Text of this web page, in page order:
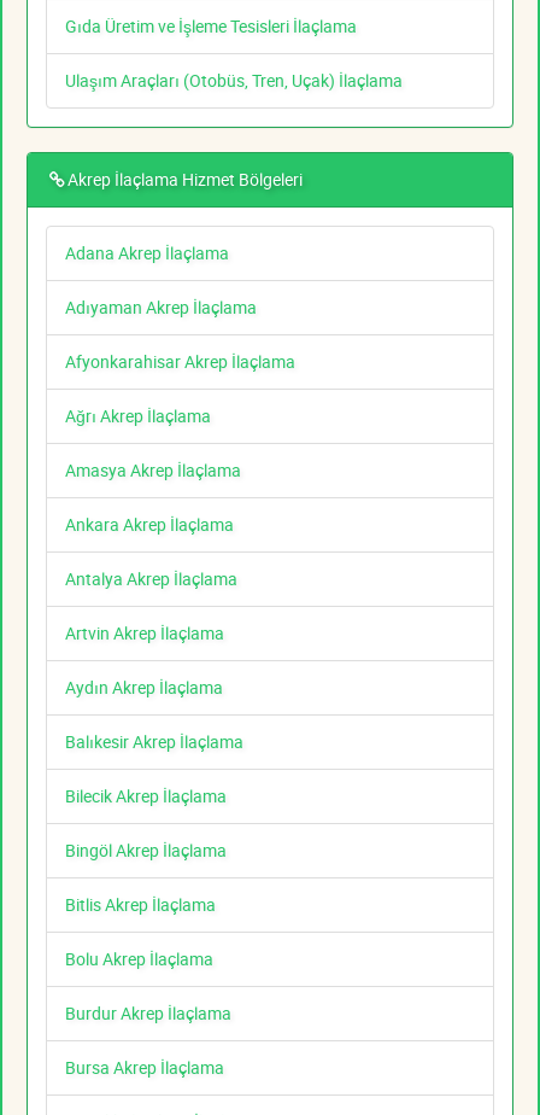
Gıda Üretim ve İşleme Tesisleri İlaçlama
Ulaşım Araçları (Otobüs, Tren, Uçak) İlaçlama
Akrep İlaçlama Hizmet Bölgeleri
Adana Akrep İlaçlama
Adıyaman Akrep İlaçlama
Afyonkarahisar Akrep İlaçlama
Ağrı Akrep İlaçlama
Amasya Akrep İlaçlama
Ankara Akrep İlaçlama
Antalya Akrep İlaçlama
Artvin Akrep İlaçlama
Aydın Akrep İlaçlama
Balıkesir Akrep İlaçlama
Bilecik Akrep İlaçlama
Bingöl Akrep İlaçlama
Bitlis Akrep İlaçlama
Bolu Akrep İlaçlama
Burdur Akrep İlaçlama
Bursa Akrep İlaçlama